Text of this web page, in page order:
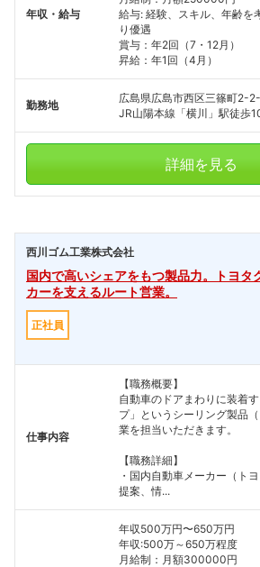
年収・給与
給与: 経験、スキル、年齢を
り優遇
賞与：年2回（7・12月）
昇給：年1回（4月）
勤務地
広島県広島市西区三篠町2-
JR山陽本線「横川」駅徒歩
詳細を見る
西川ゴム工業株式会社
国内で高いシェアをもつ製品力。トヨタ
カーを支えるルート営業。
正社員
仕事内容
【職務概要】
自動車のドアまわりに装着
プ」というシーリング製品
業を担当いただきます。
【職務詳細】
・国内自動車メーカー（ト
提案、情...
年収500万円〜650万円
年収:500万～650万程度
月給制：月額300000円